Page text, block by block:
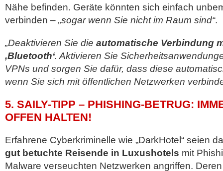
Nähe befinden. Geräte könnten sich einfach
verbinden – „sogar wenn Sie nicht im Raum sind“.
„Deaktivieren Sie die automatische Verbindung
,Bluetooth‘. Aktivieren Sie
VPNs und sorgen Sie dafür, dass diese
wenn Sie sich mit öffentlichen Netzwerken
5. SAILY-TIPP – PHISHING-BETRUG:
OFFEN HALTEN!
Erfahrene Cyberkriminelle wie „DarkHotel“ seien
gut betuchte Reisende in Luxushotels mit
Malware verseuchten Netzwerken angriffen.